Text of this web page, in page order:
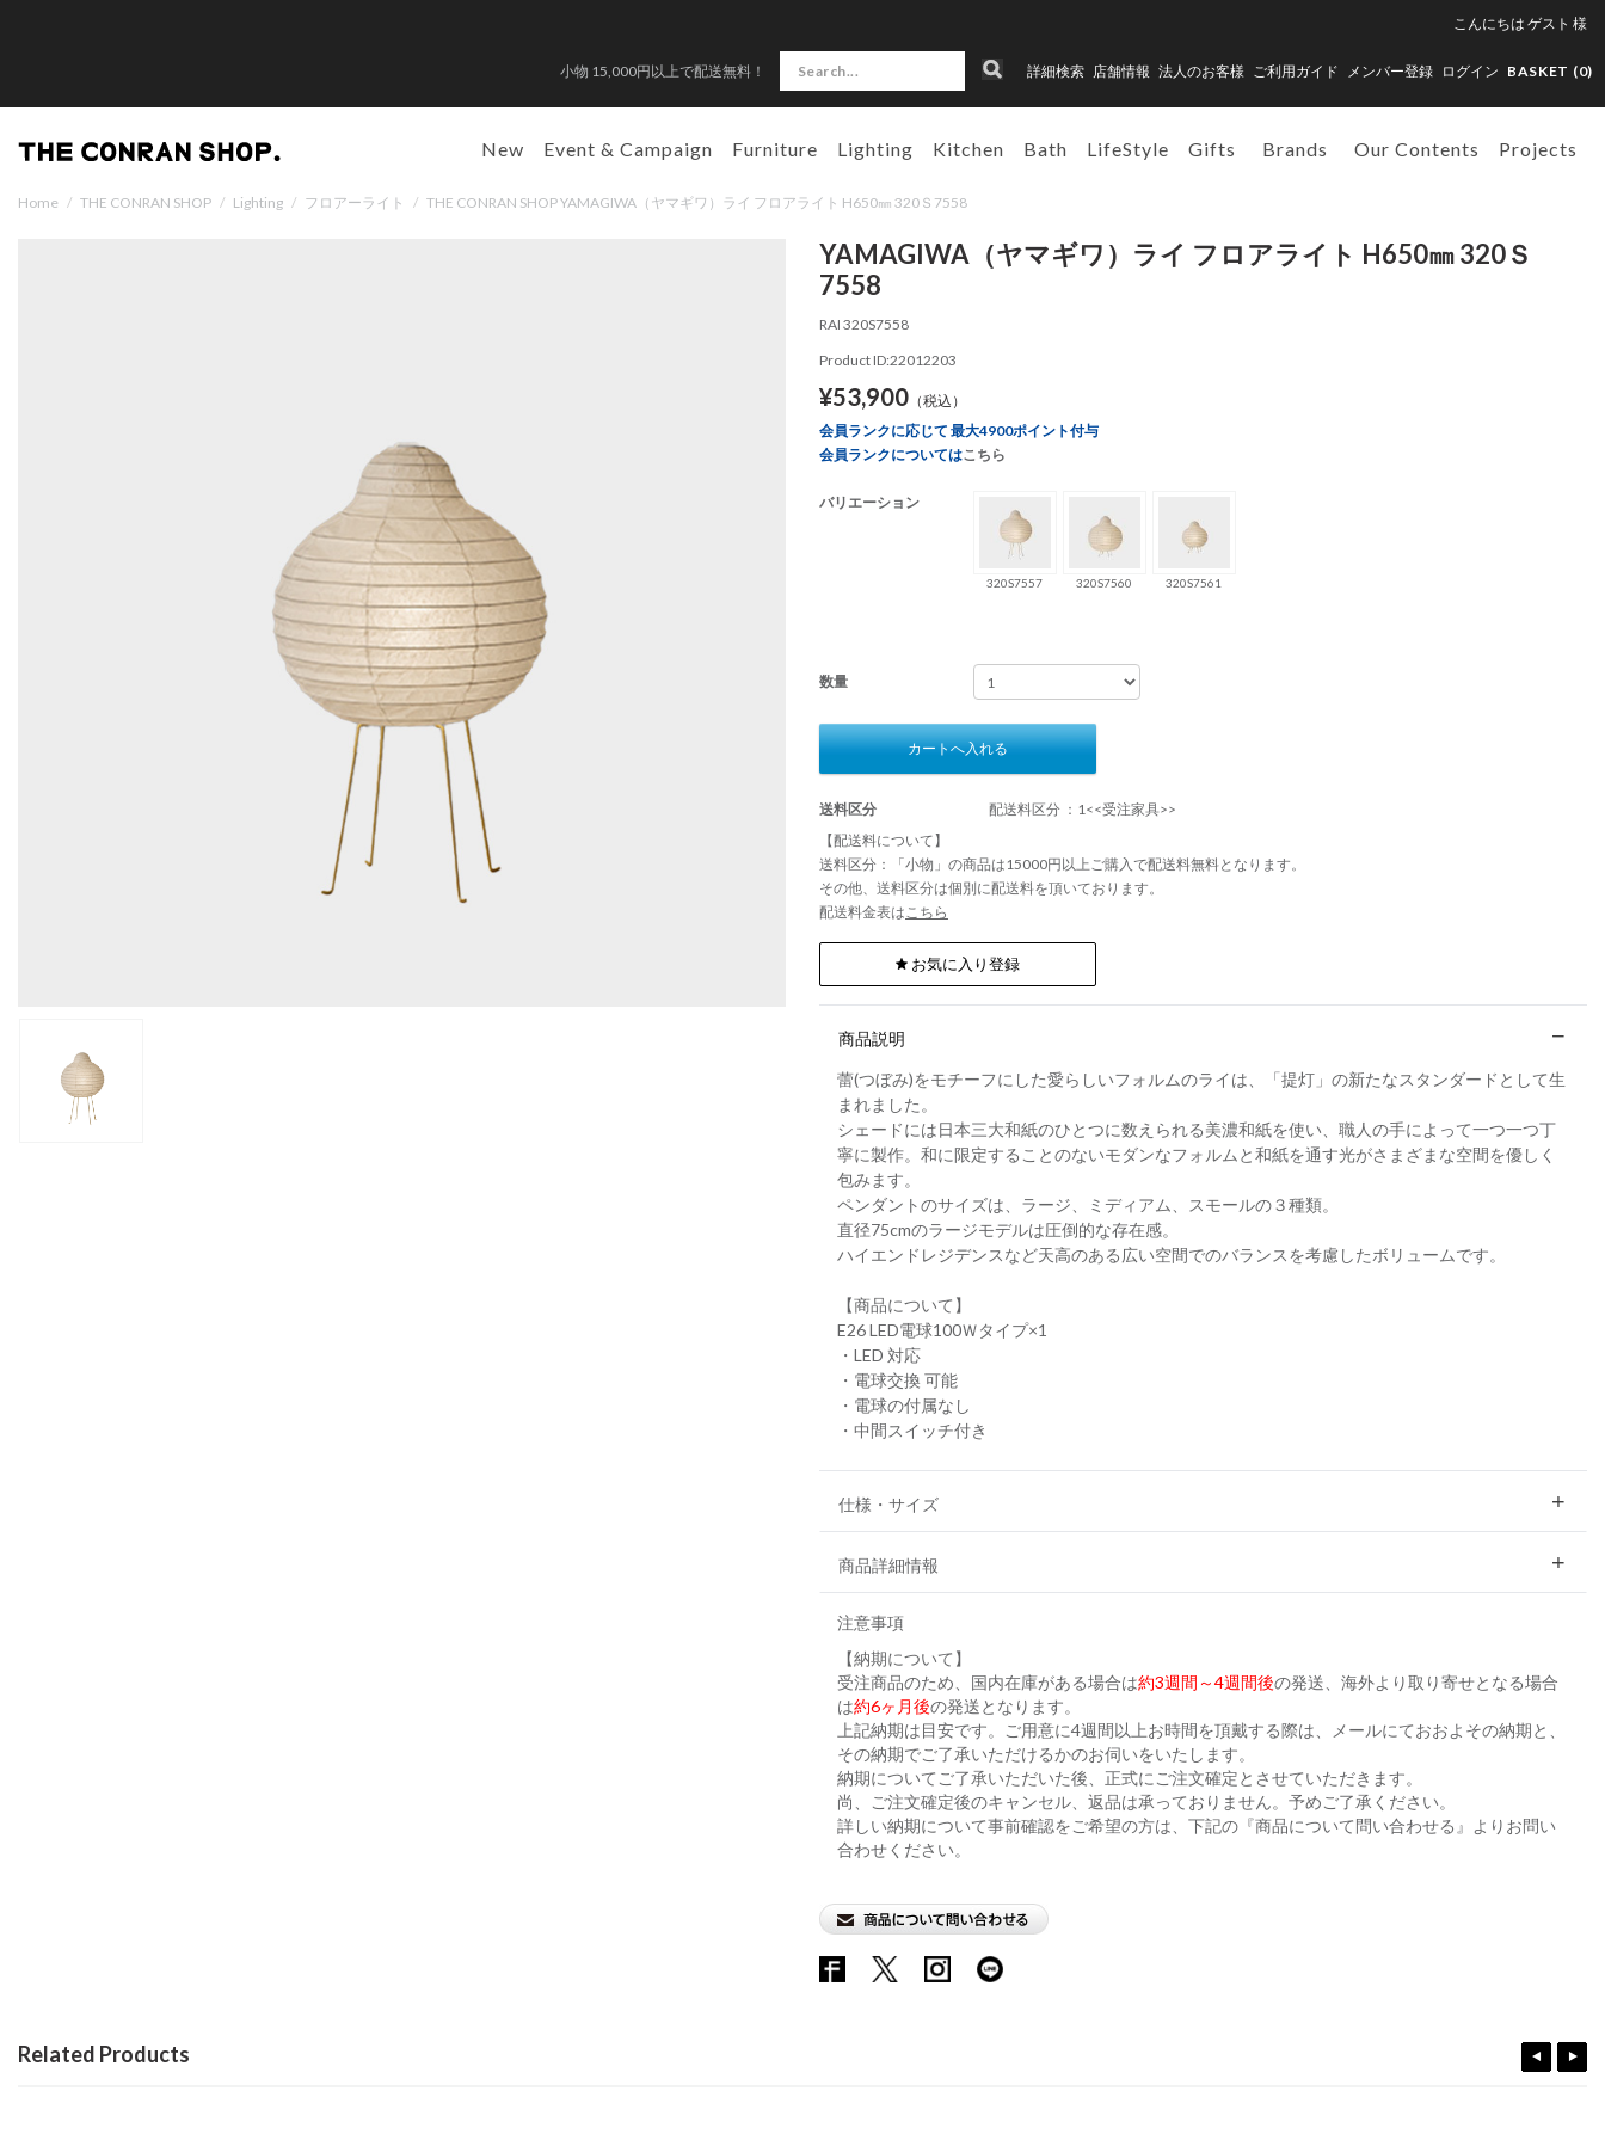
こんにちは ゲスト 様
小物 15,000円以上で配送無料！ 詳細検索 店舗情報 法人のお客様 ご利用ガイド メンバー登録 ログイン BASKET (0)
New Event & Campaign Furniture Lighting Kitchen Bath LifeStyle Gifts Brands Our Contents Projects
Home / THE CONRAN SHOP / Lighting / フロアーライト / THE CONRAN SHOP YAMAGIWA（ヤマギワ）ライ フロアライト H650㎜ 320Ｓ7558
YAMAGIWA（ヤマギワ）ライ フロアライト H650㎜ 320Ｓ
7558
RAI 320S7558
Product ID:22012203
¥53,900（税込）
会員ランクに応じて 最大4900ポイント付与
会員ランクについてはこちら
バリエーション
320S7557 320S7560 320S7561
数量
カートへ入れる
送料区分
配送料区分 ：1<<受注家具>>
【配送料について】
送料区分：「小物」の商品は15000円以上ご購入で配送料無料となります。
その他、送料区分は個別に配送料を頂いております。
配送料金表はこちら
お気に入り登録
商品説明
蕾(つぼみ)をモチーフにした愛らしいフォルムのライは、「提灯」の新たなスタンダードとして生
まれました。
シェードには日本三大和紙のひとつに数えられる美濃和紙を使い、職人の手によって一つ一つ丁
寧に製作。和に限定することのないモダンなフォルムと和紙を通す光がさまざまな空間を優しく
包みます。
ペンダントのサイズは、ラージ、ミディアム、スモールの３種類。
直径75cmのラージモデルは圧倒的な存在感。
ハイエンドレジデンスなど天高のある広い空間でのバランスを考慮したボリュームです。
【商品について】
E26 LED電球100Ｗタイプ×1
・LED 対応
・電球交換 可能
・電球の付属なし
・中間スイッチ付き
仕様・サイズ
商品詳細情報
注意事項
【納期について】
受注商品のため、国内在庫がある場合は約3週間～4週間後の発送、海外より取り寄せとなる場合
は約6ヶ月後の発送となります。
上記納期は目安です。ご用意に4週間以上お時間を頂戴する際は、メールにておおよその納期と、
その納期でご了承いただけるかのお伺いをいたします。
納期についてご了承いただいた後、正式にご注文確定とさせていただきます。
尚、ご注文確定後のキャンセル、返品は承っておりません。予めご了承ください。
詳しい納期について事前確認をご希望の方は、下記の『商品について問い合わせる』よりお問い
合わせください。
Related Products